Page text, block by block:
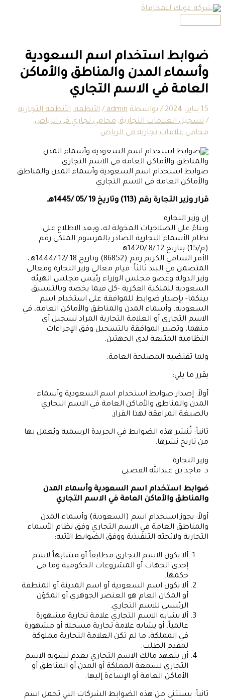
تخطي
إلى
المحتوى
القائمة
الرئيسية
ضوابط استخدام اسم السعودية
وأسماء المدن والمناطق والأماكن
العامة في الاسم التجاري
15 يناير، 2024 / بواسطة admin
/الأنظمة,الأنظمة التجارية
/تسجيل العلامات التجارية,محامي تجاري في الرياض,
محامي علامات تجارية في الرياض
ضوابط استخدام اسم السعودية وأسماء المدن والمناطق
والأماكن العامة في الاسم التجاري
قرار وزير التجارة رقم (113) وتاريخ 19 /05 /1445هـ
إن وزير التجارة
وبناءً على الصلاحيات المخولة له، وبعد الاطلاع على:
نظام الأسماء التجارية الصادر بالمرسوم الملكي رقم
(م/15) بتاريخ 12 /8 /1420هـ.
الأمر السامي الكريم رقم (86852) وتاريخ 18 /12 /1444هـ،
المتضمن في البند ثالثاً: قيام معالي وزير التجارة ومعالي
وزير الدولة وعضو مجلس الوزراء رئيس مجلس الهيئة
السعودية للملكية الفكرية -كل فيما يخصه وبالتنسيق
بينكما- بإصدار ضوابط للموافقة على استخدام اسم
السعودية، وأسماء المدن والمناطق والأماكن العامة، في
الاسم التجاري أو العلامة التجارية المراد تسجيل أي
منهما، وتصدر الموافقة بالتسجيل وفق الإجراءات
النظامية المتبعة لدى الجهتين.
ولما تقتضيه المصلحة العامة.
يقرر ما يلي:
أولاً: إصدار ضوابط استخدام اسم السعودية وأسماء
المدن والمناطق والأماكن العامة في الاسم التجاري
بالصيغة المرافقة لهذا القرار.
ثانياً: تُنشر هذه الضوابط في الجريدة الرسمية ويُعمل بها
من تاريخ نشرها.
وزير التجارة
د. ماجد بن عبدالله القصبي
ضوابط استخدام اسم السعودية وأسماء المدن
والمناطق والأماكن العامة في الاسم التجاري
أولاً: يجوز استخدام اسم (السعودية) وأسماء المدن
والمناطق العامة في الاسم التجاري وفق نظام الأسماء
التجارية ولائحته التنفيذية ووفق الضوابط الآتية:
ألا يكون الاسم التجاري مطابقاً أو مشابهاً لاسم
إحدى الجهات أو المشروعات الحكومية وما في
حكمها.
ألا يكون اسم السعودية أو اسم المدينة أو المنطقة
أو المكان العام هو العنصر الجوهري أو المكوّن
الرئيسي للاسم التجاري.
ألا يشابه الاسم التجاري علامة تجارية مشهورة
عالمياً، أو يشابه علامة تجارية مسجلة أو مشهورة
في المملكة، ما لم تكن العلامة التجارية مملوكة
لمقدم الطلب.
أن يتعهد مالك الاسم التجاري بعدم تشويه الاسم
التجاري لسمعة المملكة أو المدن أو المناطق أو
الأماكن العامة أو الإساءة إليها.
ثانياً: يستثنى من هذه الضوابط الشركات التي تحمل اسم